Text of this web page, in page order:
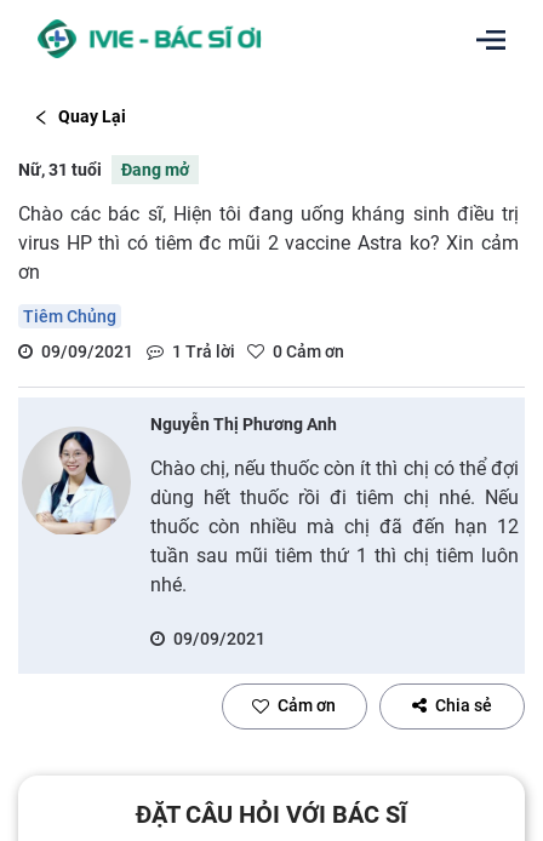
Quay Lại
Nữ, 31 tuổi Đang mở
Chào các bác sĩ, Hiện tôi đang uống kháng sinh điều trị
virus HP thì có tiêm đc mũi 2 vaccine Astra ko? Xin cảm
ơn
Tiêm Chủng
09/09/2021
1 Trả lời 0Cảm ơn
Nguyễn Thị Phương Anh
Chào chị, nếu thuốc còn ít thì chị có thể đợi
dùng hết thuốc rồi đi tiêm chị nhé. Nếu
thuốc còn nhiều mà chị đã đến hạn 12
tuần sau mũi tiêm thứ 1 thì chị tiêm luôn
nhé.
09/09/2021
Cảm ơn Chia sẻ
ĐẶT CÂU HỎI VỚI BÁC SĨ